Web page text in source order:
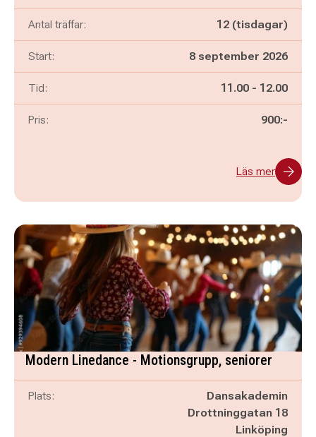
Antal träffar: 12 (tisdagar)
Start: 8 september 2026
Tid: Pågår mellan
11.00 - och
12.00
Pris: 900:-
Läs mer
Modern Linedance - Motionsgrupp, seniorer
Plats:
Dansakademin
Drottninggatan 18
Linköping